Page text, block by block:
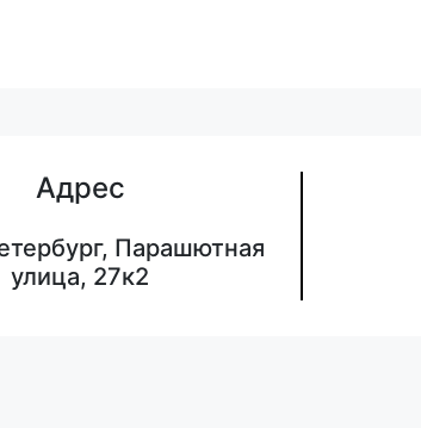
Адрес
Парашютная
улица, 27к2